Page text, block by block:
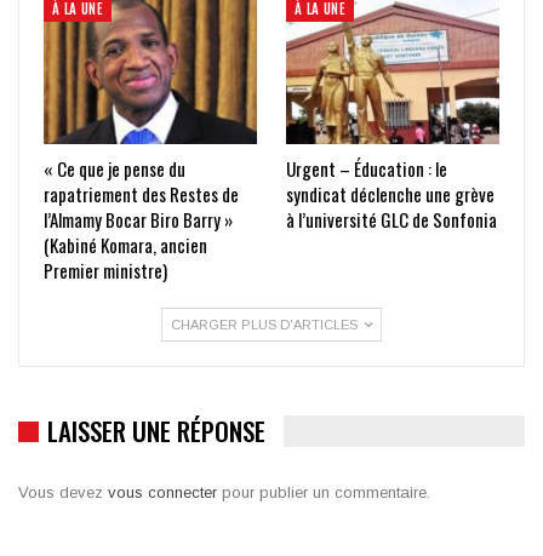
À LA UNE
« Ce que je pense du
rapatriement des Restes de
l’Almamy Bocar Biro Barry »
(Kabiné Komara, ancien
Premier ministre)
À LA UNE
Urgent – Éducation : le
syndicat déclenche une grève
à l’université GLC de Sonfonia
CHARGER PLUS D'ARTICLES
LAISSER UNE RÉPONSE
Vous devez vous connecter pour publier un commentaire.